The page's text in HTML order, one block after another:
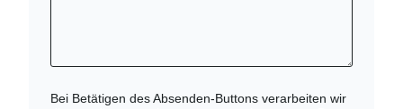
Bei Betätigen des Absenden-Buttons verarbeiten wir